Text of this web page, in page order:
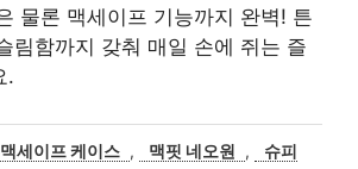
물론 맥세이프 기능까지 완벽! 튼
림함까지 갖춰 매일 손에 쥐는 즐
.
맥세이프 케이스 , 맥핏 네오원 ,
슈피